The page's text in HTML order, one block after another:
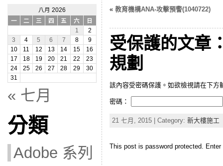
八月 2026
一
二 三 四 五 六
日
1
2
3
4 5 6 7 8
9
10
11 12 13 14 15
16
17
18 19 20 21 22
23
24
25 26 27 28 29
30
31
« 七月
分類
Adobe 系列
« 教育機構ANA-攻擊預警(1040722)
受保護的文章
規劃
該內容受密碼保護。如欲檢視請在下方
密碼：
21 七月, 2015 | Category: 新大樓施工
This post is password protected.